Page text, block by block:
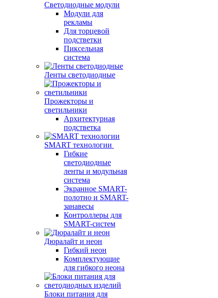
Светодиодные модули
Модули для
рекламы
Для торцевой
подстветки
Пиксельная
система
Ленты светодиодные
Прожекторы и
светильники
Архитектурная
подстветка
SMART технологии
Гибкие
светодиодные
ленты и модульная
система
Экранное SMART-
полотно и SMART-
занавесы
Контроллеры для
SMART-систем
Дюралайт и неон
Гибкий неон
Комплектующие
для гибкого неона
Блоки питания для